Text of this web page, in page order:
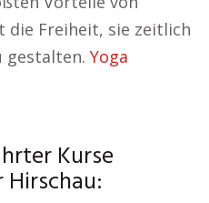
die Freiheit, sie zeitlich
gestalten. Yoga
Kurse